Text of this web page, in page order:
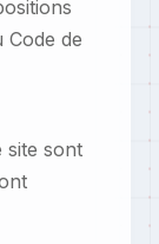
Code de
site sont